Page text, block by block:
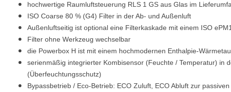
hochwertige Raumluftsteuerung RLS 1 GS aus Glas im
ISO Coarse 80 % (G4) Filter in der Ab- und Außenluft
Außenluftseitig ist optional eine Filterkaskade mit einem ISO
Filter ohne Werkzeug wechselbar
die Powerbox H ist mit einem hochmodernen Enthalpie-
serienmäßig integrierter Kombisensor (Feuchte / Temperatur) in
(Überfeuchtungsschutz)
Bypassbetrieb / Eco-Betrieb: ECO Zuluft, ECO Abluft zur